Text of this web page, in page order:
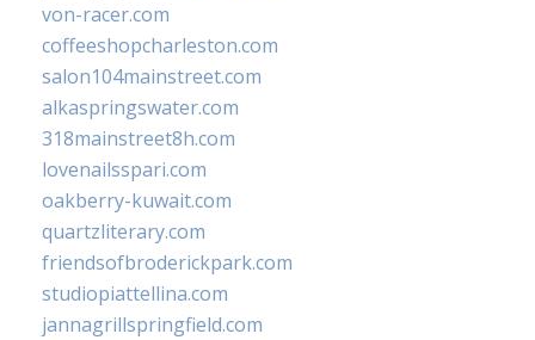
von-racer.com
coffeeshopcharleston.com
salon104mainstreet.com
alkaspringswater.com
318mainstreet8h.com
lovenailsspari.com
oakberry-kuwait.com
quartzliterary.com
friendsofbroderickpark.com
studiopiattellina.com
jannagrillspringfield.com